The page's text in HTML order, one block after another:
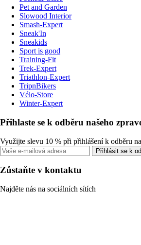
Pet and Garden
Slowood Interior
Smash-Expert
Sneak'In
Sneakids
Sport is good
Training-Fit
Trek-Expert
Triathlon-Expert
TripnBikers
Vélo-Store
Winter-Expert
Přihlaste se k odběru našeho
Využijte slevu 10 % při přihlášení k odběru
Přihlásit se k
Zůstaňte v kontaktu
Najděte nás na sociálních sítích